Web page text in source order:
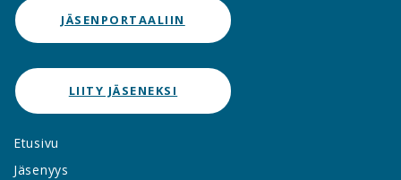
JÄSENPORTAALIIN
LIITY JÄSENEKSI
Etusivu
Jäsenyys